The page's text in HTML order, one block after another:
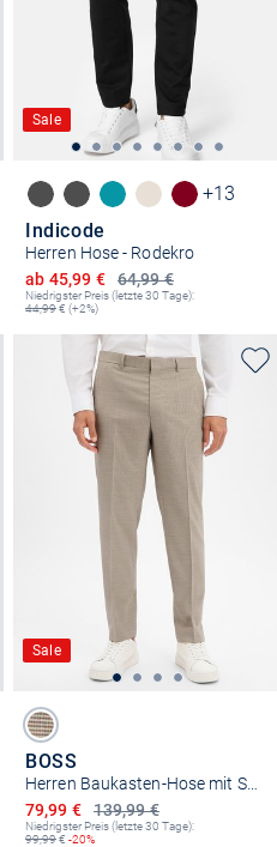
Sale
+13
Indicode
Herren Hose - Rodekro
64,99 €
Ermäßigter Preis
ab 45,99 €
Niedrigster Preis (letzte 30 Tage):
44,99€ (+2%)
Sale
BOSS
Herren Baukasten-Hose mit Schurwolle - Leon
139,99 €
Ermäßigter Preis
79,99 €
Niedrigster Preis (letzte 30 Tage):
99,99€ -20%